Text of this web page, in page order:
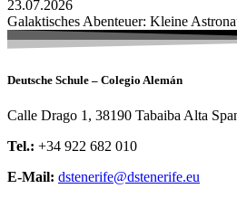
23.07.2026
Galaktisches Abenteuer: Kleine
Deutsche Schule – Colegio Alemán
Calle Drago 1, 38190 Tabaiba Alta
Tel.: +34 922 682 010
E-Mail: dstenerife@dstenerife.eu